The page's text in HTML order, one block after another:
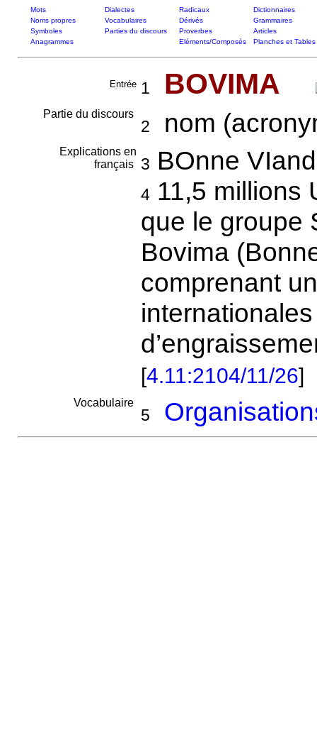
Mots Dialectes Radicaux
Dictionnaires
Noms propres
Vocabulaires Dérivés
Grammaires
Symboles
Parties du discours Proverbes
Articles
Anagrammes
Eléments/Composés Planches et Tables
Entrée 1 BOVIMA
Partie du discours
2 nom
Explications en
français
3 BOnne
411,5 millions
que le groupe
Bovima
comprenant
[4.11:2104/11/26]
Vocabulaire
5